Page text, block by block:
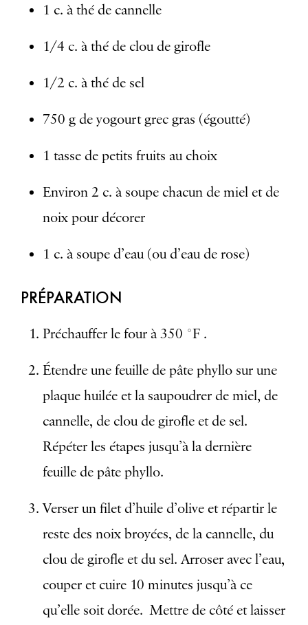
1 c. à thé de cannelle
1/4 c. à thé de clou de girofle
1/2 c. à thé de sel
750 g de yogourt grec gras (égoutté)
1 tasse de petits fruits au choix
Environ 2 c. à soupe chacun de miel et de
noix pour décorer
1 c. à soupe d’eau (ou d’eau de rose)
PRÉPARATION
Préchauffer le four à 350 °F .
Étendre une feuille de pâte phyllo sur une
plaque huilée et la saupoudrer de miel, de
cannelle, de clou de girofle et de sel.
Répéter les étapes jusqu’à la dernière
feuille de pâte phyllo.
Verser un filet d’huile d’olive et répartir le
reste des noix broyées, de la cannelle, du
clou de girofle et du sel. Arroser avec l’eau,
couper et cuire 10 minutes jusqu’à ce
qu’elle soit dorée. Mettre de côté et laisser